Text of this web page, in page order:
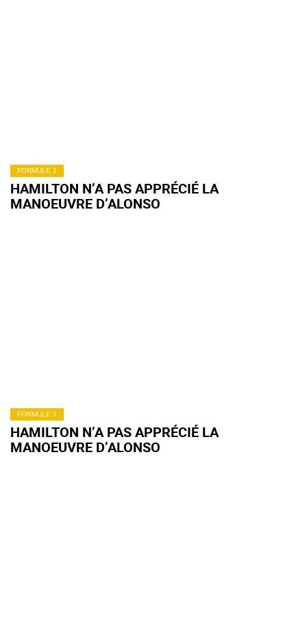
FORMULE 1
HAMILTON N’A PAS APPRÉCIÉ LA
MANOEUVRE D’ALONSO
FORMULE 1
HAMILTON N’A PAS APPRÉCIÉ LA
MANOEUVRE D’ALONSO